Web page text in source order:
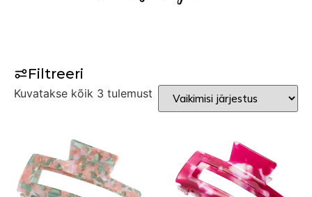
Filtreeri
Kuvatakse kõik 3 tulemust